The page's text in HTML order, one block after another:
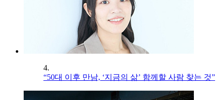
4.
“50대 이후 만남, ‘지금의 삶’ 함께할 사람 찾는 것”